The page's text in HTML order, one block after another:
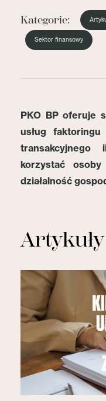
Kategorie:
Sektor finansowy
PKO BP oferuje
usług
korzystać osoby
działalność